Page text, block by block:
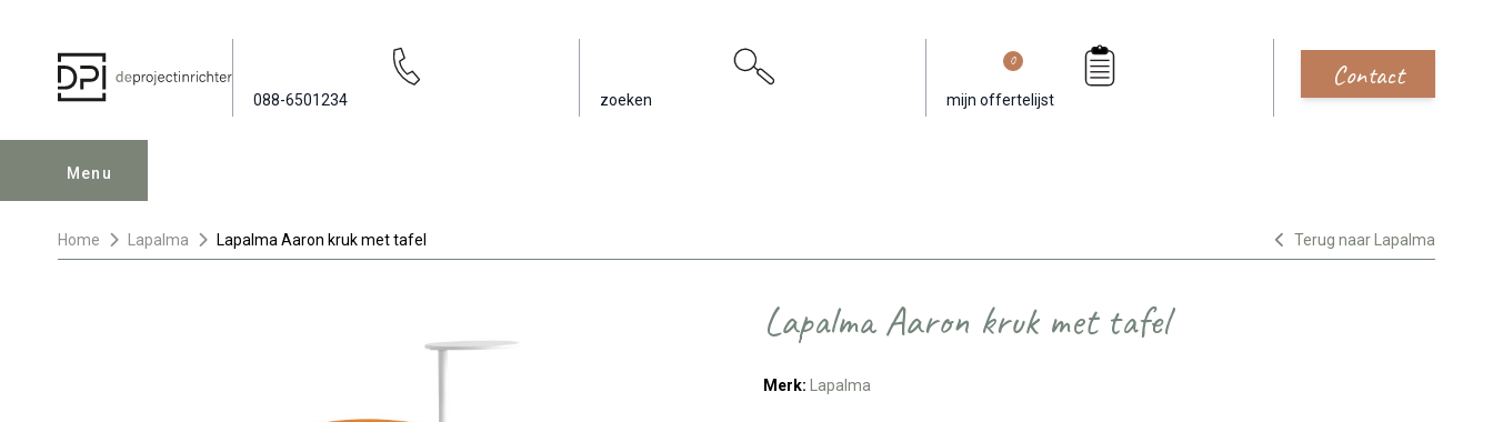
088-6501234 zoeken mijn offertelijst
0 Contact
Menu
Home Lapalma Lapalma Aaron kruk met tafel Terug naar Lapalma
Lapalma Aaron kruk met tafel
Merk: Lapalma